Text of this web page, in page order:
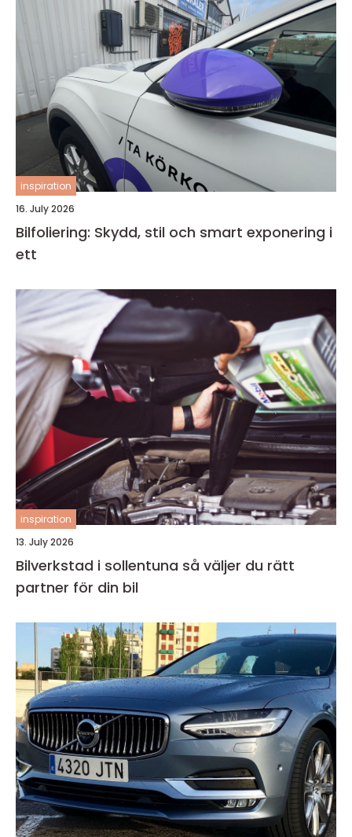
inspiration
16. July 2026
Bilfoliering: Skydd, stil och smart exponering i
ett
inspiration
13. July 2026
Bilverkstad i sollentuna så väljer du rätt
partner för din bil